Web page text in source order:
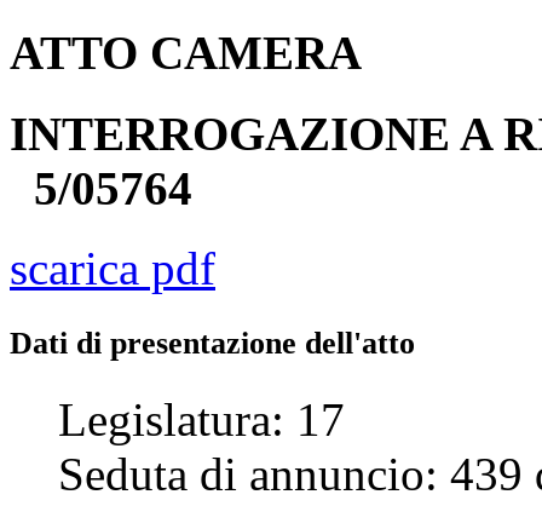
ATTO CAMERA
INTERROGAZIONE A
5/05764
scarica pdf
Dati di presentazione dell'atto
Legislatura: 17
Seduta di annuncio: 439